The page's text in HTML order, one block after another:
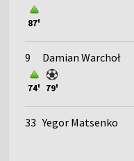
87'
9 Damian Warchoł
74' 79'
33 Yegor Matsenko